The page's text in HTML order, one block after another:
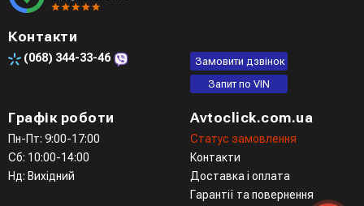
Контакти
(068) 344-33-46
Замовити дзвінок
Запит по VIN
Графік роботи
Пн-Пт: 9:00-17:00
Сб: 10:00-14:00
Нд: Вихідний
Avtoclick.com.ua
Статус замовлення
Контакти
Доставка і оплата
Гарантії та повернення